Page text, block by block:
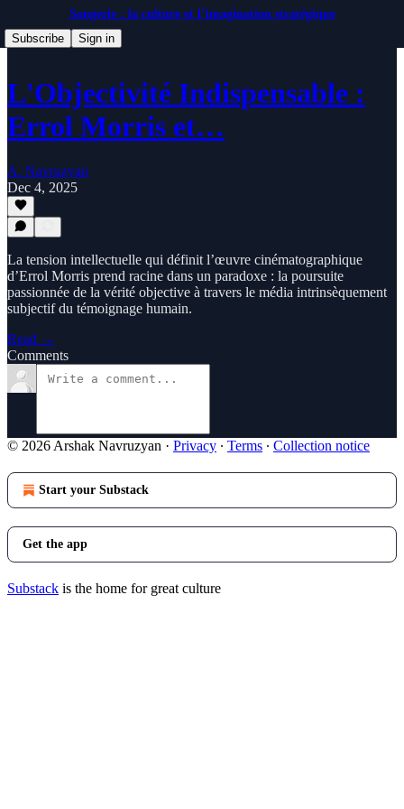
Songerie : la culture et l’imagination stratégique
Subscribe
Sign in
L'Objectivité Indispensable :
Errol Morris et…
A. Navruzyan
Dec 4, 2025
La tension intellectuelle qui définit l’œuvre cinématographique
d’Errol Morris prend racine dans un paradoxe : la poursuite
passionnée de la vérité objective à travers le média intrinsèquement
subjectif du témoignage humain.
Read →
Comments
© 2026 Arshak Navruzyan · Privacy ∙ Terms ∙ Collection notice
Start your Substack
Get the app
Substack is the home for great culture